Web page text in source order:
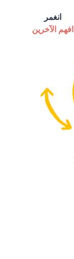
انغمر
افهم الآخرين